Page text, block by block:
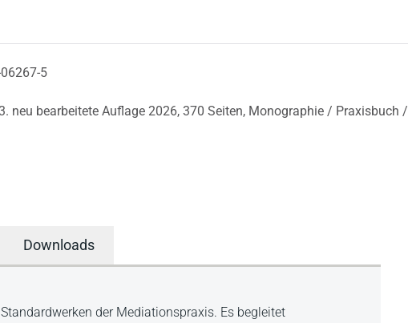
5
neu bearbeitete Auflage 2026, 370 Seiten, Monographie / Praxisbuch /
Downloads
der Mediationspraxis. Es begleitet